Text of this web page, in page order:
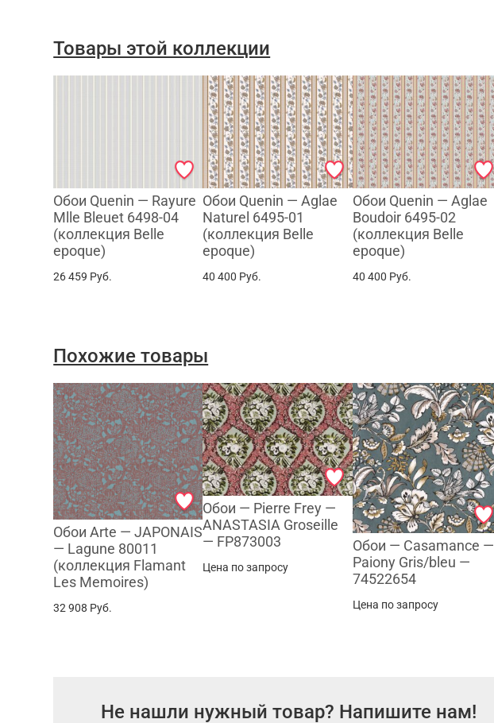
Товары этой коллекции
Обои Quenin — Rayure
Mlle Bleuet 6498-04
(коллекция Belle
epoque)
26 459 Руб.
Обои Quenin — Aglae
Naturel 6495-01
(коллекция Belle
epoque)
40 400 Руб.
Обои Quenin — Aglae
Boudoir 6495-02
(коллекция Belle
epoque)
40 400 Руб.
Похожие товары
Обои Arte — JAPONAIS
— Lagune 80011
(коллекция Flamant
Les Memoires)
32 908 Руб.
Обои — Pierre Frey —
ANASTASIA Groseille
— FP873003
Цена по запросу
Обои — Casamance —
Paiony Gris/bleu —
74522654
Цена по запросу
Не нашли нужный товар? Напишите нам!